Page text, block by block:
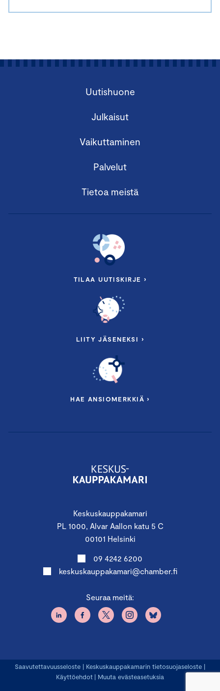
Keskuskauppakamari
PL 1000, Alvar Aallon katu 5 C
00101 Helsinki
09 4242 6200
keskuskauppakamari@chamber.fi
Seuraa meitä:
Uutishuone
Julkaisut
Vaikuttaminen
Palvelut
Tietoa meistä
TILAA UUTISKIRJE ›
LIITY JÄSENEKSI ›
HAE ANSIOMERKKIÄ ›
Saavutettavuusseloste | Keskuskauppakamarin tietosuojaseloste |
Käyttöehdot | Muuta evästeasetuksia